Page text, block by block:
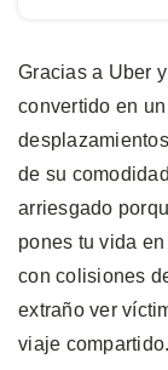
Gracias a Uber
convertido en
de su
arriesgado
pones tu vida
con colisiones
extraño ver
viaje compartido.